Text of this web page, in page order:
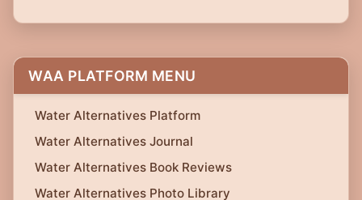
WAA PLATFORM MENU
Water Alternatives Platform
Water Alternatives Journal
Water Alternatives Book Reviews
Water Alternatives Photo Library